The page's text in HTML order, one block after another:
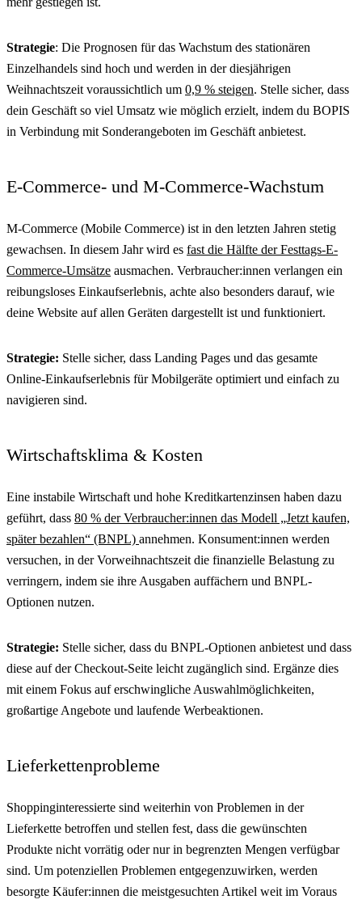
Strategie: Die Prognosen für das Wachstum des stationären
Einzelhandels sind hoch und werden in der diesjährigen
Weihnachtszeit voraussichtlich um 0,9 % steigen. Stelle sicher, dass
dein Geschäft so viel Umsatz wie möglich erzielt, indem du BOPIS
in Verbindung mit Sonderangeboten im Geschäft anbietest.
E-Commerce- und M-Commerce-Wachstum
M-Commerce (Mobile Commerce) ist in den letzten Jahren stetig
gewachsen. In diesem Jahr wird es fast die Hälfte der Festtags-E-
Commerce-Umsätze ausmachen. Verbraucher:innen verlangen ein
reibungsloses Einkaufserlebnis, achte also besonders darauf, wie
deine Website auf allen Geräten dargestellt ist und funktioniert.
Strategie: Stelle sicher, dass Landing Pages und das gesamte
Online-Einkaufserlebnis für Mobilgeräte optimiert und einfach zu
navigieren sind.
Wirtschaftsklima & Kosten
Eine instabile Wirtschaft und hohe Kreditkartenzinsen haben dazu
geführt, dass 80 % der Verbraucher:innen das Modell „Jetzt kaufen,
später bezahlen“ (BNPL) annehmen. Konsument:innen werden
versuchen, in der Vorweihnachtszeit die finanzielle Belastung zu
verringern, indem sie ihre Ausgaben auffächern und BNPL-
Optionen nutzen.
Strategie: Stelle sicher, dass du BNPL-Optionen anbietest und dass
diese auf der Checkout-Seite leicht zugänglich sind. Ergänze dies
mit einem Fokus auf erschwingliche Auswahlmöglichkeiten,
großartige Angebote und laufende Werbeaktionen.
Lieferkettenprobleme
Shoppinginteressierte sind weiterhin von Problemen in der
Lieferkette betroffen und stellen fest, dass die gewünschten
Produkte nicht vorrätig oder nur in begrenzten Mengen verfügbar
sind. Um potenziellen Problemen entgegenzuwirken, werden
besorgte Käufer:innen die meistgesuchten Artikel weit im Voraus